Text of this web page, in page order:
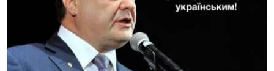
Українською